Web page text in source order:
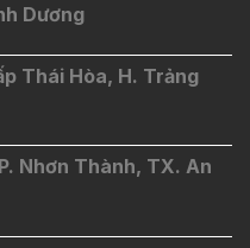
Dương
Thái Hòa, H. Trảng
Nhơn Thành, TX. An